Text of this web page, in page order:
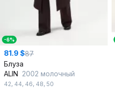
-6%
81.9 $87
Блуза
ALIN 2002 молочный
42, 44, 46, 48, 50